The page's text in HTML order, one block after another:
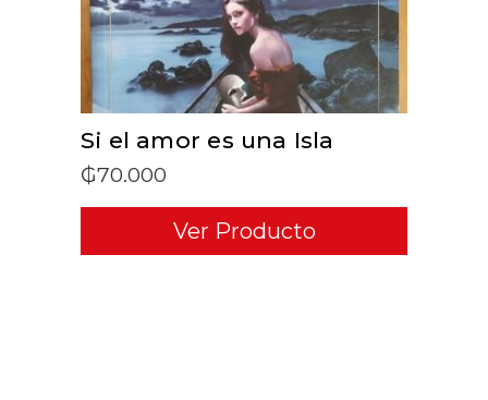
Si el amor es una Isla
₲70.000
Ver Producto